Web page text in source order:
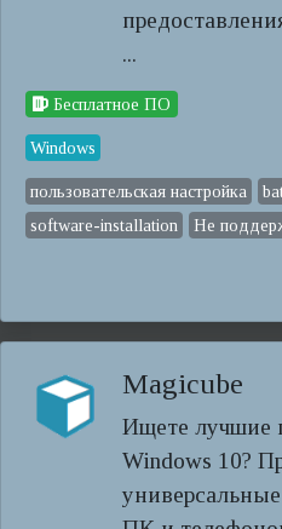
...
Бесплатное ПО
Windows
пользовательская настройка
software-installation
Не
Magicube
Ищете лучшие
Windows 10?